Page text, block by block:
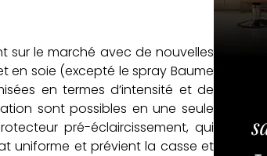
sur le marché avec de nouvelles
en soie (excepté le spray Baume
en termes d’intensité et de
sont possibles en une seule
pré-éclaircissement, qui
uniforme et prévient la casse et